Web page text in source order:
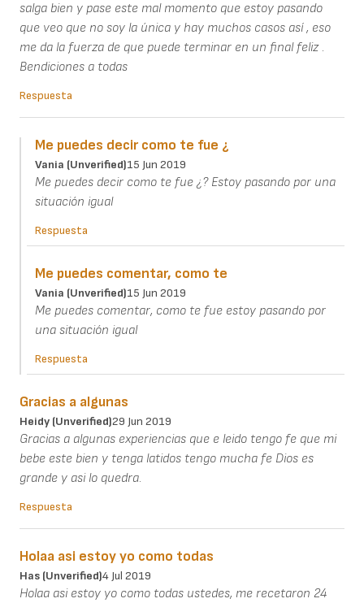
salga bien y pase este mal momento que estoy pasando
que veo que no soy la única y hay muchos casos así , eso
me da la fuerza de que puede terminar en un final feliz .
Bendiciones a todas
Respuesta
Me puedes decir como te fue ¿
Vania (unverified)15 Jun 2019
Me puedes decir como te fue ¿? Estoy pasando por una
situación igual
Respuesta
Me puedes comentar, como te
Vania (unverified)15 Jun 2019
Me puedes comentar, como te fue estoy pasando por
una situación igual
Respuesta
Gracias a algunas
Heidy (unverified)29 Jun 2019
Gracias a algunas experiencias que e leido tengo fe que mi
bebe este bien y tenga latidos tengo mucha fe Dios es
grande y asi lo quedra.
Respuesta
Holaa asi estoy yo como todas
Has (unverified)4 Jul 2019
Holaa asi estoy yo como todas ustedes, me recetaron 24